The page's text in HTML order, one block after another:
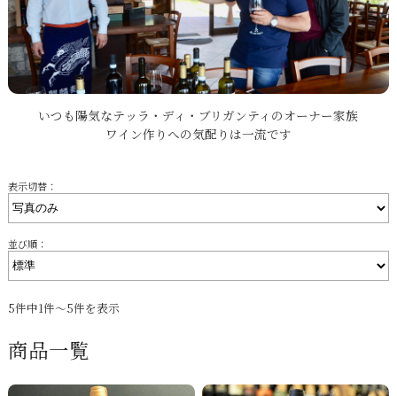
いつも陽気なテッラ・ディ・ブリガンティのオーナー家族
ワイン作りへの気配りは一流です
表示切替：
並び順：
5件中1件～5件を表示
商品一覧